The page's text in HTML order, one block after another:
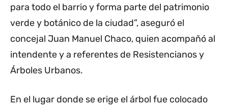
para todo el barrio y forma parte del patrimonio
verde y botánico de la ciudad”, aseguró el
concejal Juan Manuel Chaco, quien acompañó al
intendente y a referentes de Resistencianos y
Árboles Urbanos.
En el lugar donde se erige el árbol fue colocado